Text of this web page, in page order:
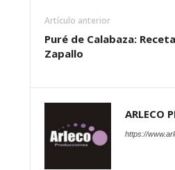
Artículo anterior
Puré de Calabaza:
Zapallo
ARLECO
https://